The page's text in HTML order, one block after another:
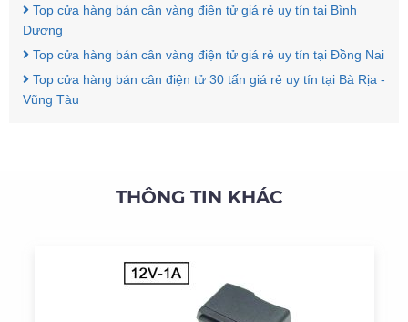
Top cửa hàng bán cân vàng điện tử giá rẻ uy tín tại Bình
Dương
Top cửa hàng bán cân vàng điện tử giá rẻ uy tín tại Đồng Nai
Top cửa hàng bán cân điện tử 30 tấn giá rẻ uy tín tại Bà Rịa -
Vũng Tàu
THÔNG TIN KHÁC